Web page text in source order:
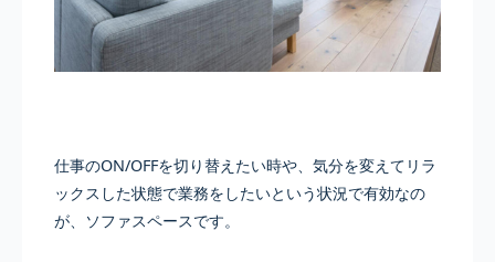
仕事のON/OFFを切り替えたい時や、気分を変えてリラ
ックスした状態で業務をしたいという状況で有効なの
が、ソファスペースです。